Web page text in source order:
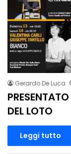
Gerardo De Luca
DEL LOTO
Leggi tutto